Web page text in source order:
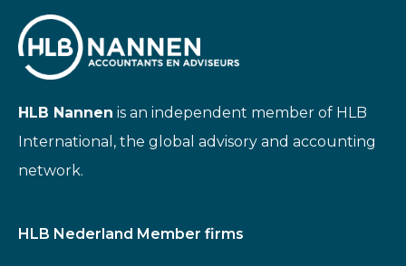
HLB Nannen is an independent member of HLB
International, the global advisory and accounting
network.
HLB Nederland Member firms